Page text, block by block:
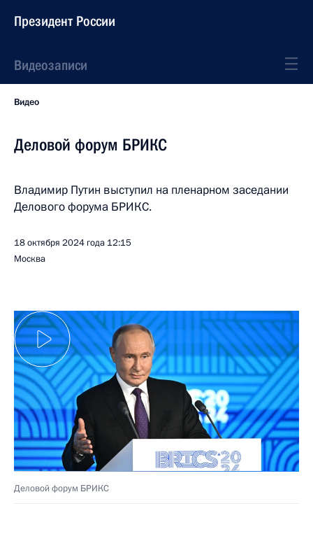
Президент России
Видеозаписи
Видео
Деловой форум БРИКС
Владимир Путин выступил на пленарном заседании
Делового форума БРИКС.
18 октября 2024 года 12:15
Москва
Деловой форум БРИКС